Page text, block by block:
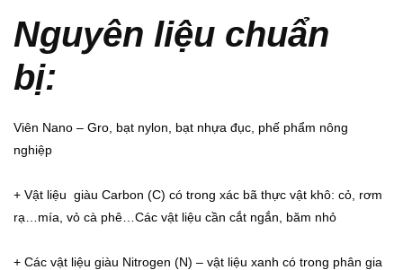
Nguyên liệu chuẩn
bị:
Viên Nano – Gro, bạt nylon, bạt nhựa đục, phế phẩm nông
nghiệp
+ Vật liệu giàu Carbon (C) có trong xác bã thực vật khô: cỏ, rơm
rạ…mía, vỏ cà phê…Các vật liệu cần cắt ngắn, băm nhỏ
+ Các vật liệu giàu Nitrogen (N) – vật liệu xanh có trong phân gia